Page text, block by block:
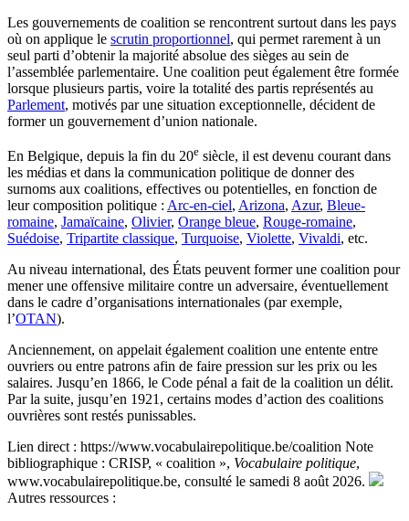
Les gouvernements de coalition se rencontrent surtout dans les pays
où on applique le scrutin proportionnel, qui permet rarement à un
seul parti d’obtenir la majorité absolue des sièges au sein de
l’assemblée parlementaire. Une coalition peut également être formée
lorsque plusieurs partis, voire la totalité des partis représentés au
Parlement, motivés par une situation exceptionnelle, décident de
former un gouvernement d’union nationale.
En Belgique, depuis la fin du 20e siècle, il est devenu courant dans
les médias et dans la communication politique de donner des
surnoms aux coalitions, effectives ou potentielles, en fonction de
leur composition politique : Arc-en-ciel, Arizona, Azur, Bleue-
romaine, Jamaïcaine, Olivier, Orange bleue, Rouge-romaine,
Suédoise, Tripartite classique, Turquoise, Violette, Vivaldi, etc.
Au niveau international, des États peuvent former une coalition pour
mener une offensive militaire contre un adversaire, éventuellement
dans le cadre d’organisations internationales (par exemple,
l’OTAN).
Anciennement, on appelait également coalition une entente entre
ouvriers ou entre patrons afin de faire pression sur les prix ou les
salaires. Jusqu’en 1866, le Code pénal a fait de la coalition un délit.
Par la suite, jusqu’en 1921, certains modes d’action des coalitions
ouvrières sont restés punissables.
Lien direct : https://www.vocabulairepolitique.be/coalition Note
bibliographique : CRISP, « coalition », Vocabulaire politique,
www.vocabulairepolitique.be, consulté le samedi 8 août 2026.
Autres ressources :